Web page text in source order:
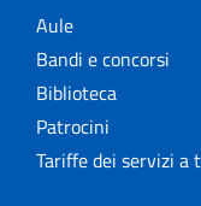
Aule
Bandi e concorsi
Biblioteca
Patrocini
Tariffe dei servizi a